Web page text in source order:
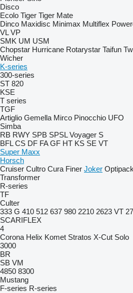
Disco
Ecolo Tiger Tiger Mate
Dinco Maxidisc Minimax Multiflex
VL VP
SMK UM USM
Chopstar Hurricane Rotarystar Taifun
Wicher
K-series
300-series
ST 820
KSE
T series
TGF
Artiglio Gemella Mirco Pinocchio UFO
Simba
RB RWY SPB SPSL Voyager S
BFL CS DF FA GF HT KS SE VT
Super Maxx
Horsch
Cruiser Cultro Cura Finer Joker Optipack
Transformer
R-series
TF
Culter
333 G 410 512 637 980 2210 2623 VT
SCARIFLEX
4
Corona Helix Komet Stratos X-Cut Solo
3000
BR
SB VM
4850 8300
Mustang
F-series R-series